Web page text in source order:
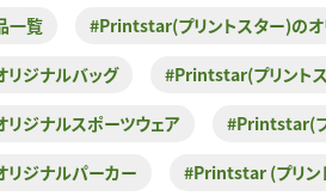
一覧 #Printstar(プリントスター)のオ
ジナルバッグ #Printstar(プリント
ジナルスポーツウェア #Printstar(プ
ジナルパーカー #Printstar (プリン